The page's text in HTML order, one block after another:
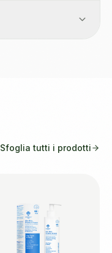
Sfoglia tutti i prodotti